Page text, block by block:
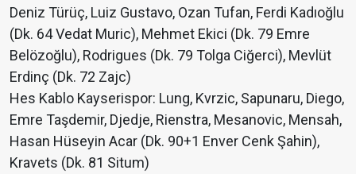
Deniz Türüç, Luiz Gustavo, Ozan Tufan, Ferdi Kadıoğlu
(Dk. 64 Vedat Muric), Mehmet Ekici (Dk. 79 Emre
Belözoğlu), Rodrigues (Dk. 79 Tolga Ciğerci), Mevlüt
Erdinç (Dk. 72 Zajc)
Hes Kablo Kayserispor: Lung, Kvrzic, Sapunaru, Diego,
Emre Taşdemir, Djedje, Rienstra, Mesanovic, Mensah,
Hasan Hüseyin Acar (Dk. 90+1 Enver Cenk Şahin),
Kravets (Dk. 81 Situm)